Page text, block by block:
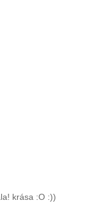
krása :O :))